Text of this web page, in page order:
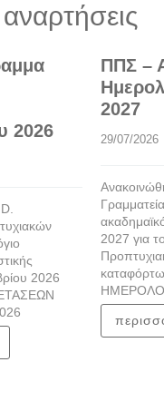
αναρτήσεις
2026
2026
ΠΠΣ –
2027
29/07/2026
2027 για